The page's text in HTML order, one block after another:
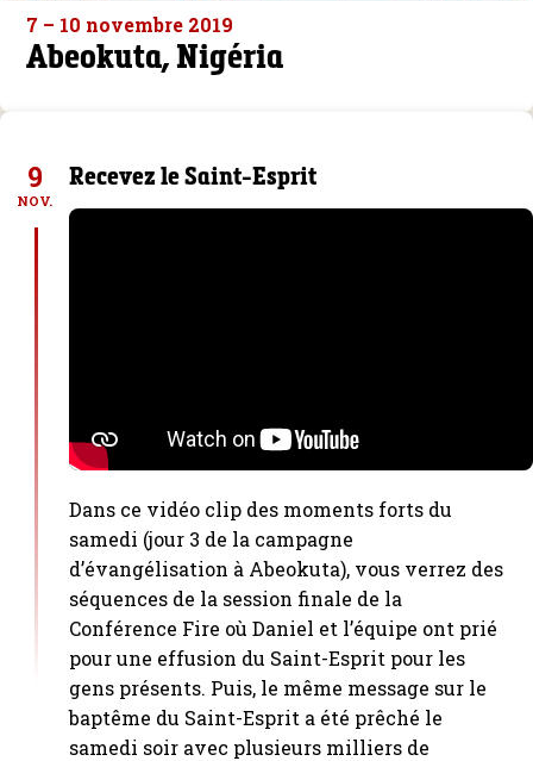
7 – 10 novembre 2019
Abeokuta, Nigéria
9
NOV.
Recevez le Saint-Esprit
Dans ce vidéo clip des moments forts du
samedi (jour 3 de la campagne
d’évangélisation à Abeokuta), vous verrez des
séquences de la session finale de la
Conférence Fire où Daniel et l’équipe ont prié
pour une effusion du Saint-Esprit pour les
gens présents. Puis, le même message sur le
baptême du Saint-Esprit a été prêché le
samedi soir avec plusieurs milliers de